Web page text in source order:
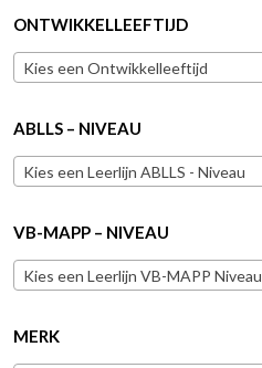
ONTWIKKELLEEFTIJD
Kies een Ontwikkelleeftijd
ABLLS – NIVEAU
Kies een Leerlijn ABLLS - Niveau
VB-MAPP – NIVEAU
Kies een Leerlijn VB-MAPP Niveau
MERK